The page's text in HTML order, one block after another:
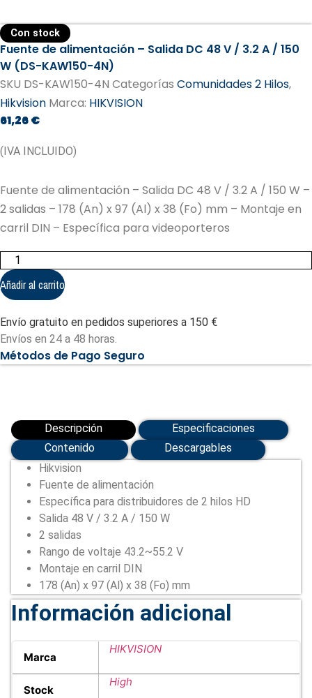
Con stock
Fuente de alimentación – Salida DC 48 V / 3.2 A / 150
W (DS-KAW150-4N)
SKU DS-KAW150-4N Categorías Comunidades 2 Hilos,
Hikvision Marca: HIKVISION
61,26€
(IVA INCLUIDO)
Fuente de alimentación – Salida DC 48 V / 3.2 A / 150 W –
2 salidas – 178 (An) x 97 (Al) x 38 (Fo) mm – Montaje en
carril DIN – Específica para videoporteros
Fuente
de
alimentación
-
Salida
48
V
/
3.2
A
KAW150-
4N)
cantidad
Añadir al carrito
Envío gratuito en pedidos superiores a 150 €
Envíos en 24 a 48 horas.
Métodos de Pago Seguro
Descripción
Especificaciones
Contenido
Descargables
Hikvision
Fuente de alimentación
Específica para distribuidores de 2 hilos HD
Salida 48 V / 3.2 A / 150 W
2 salidas
Rango de voltaje 43.2~55.2 V
Montaje en carril DIN
178 (An) x 97 (Al) x 38 (Fo) mm
Información adicional
Marca
HIKVISION
Stock
High